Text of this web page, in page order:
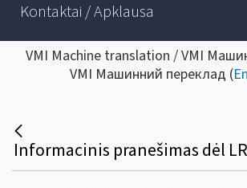
Kontaktai / Apklausa
VMI Machine translation / VMI
VMI Машинний переклад (